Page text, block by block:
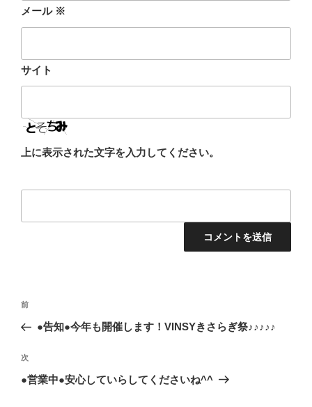
メール ※
サイト
上に表示された文字を入力してください。
投
ナ
ビ
ゲ
前
の
稿
前
●告知●今年も開催します！VINSYきさらぎ祭♪♪♪♪♪
次
の
次
●営業中●安心していらしてくださいね^^